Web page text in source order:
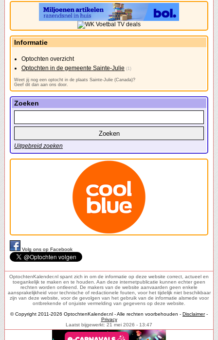
Informatie
Optochten overzicht
Optochten in de gemeente Sainte-Julie (1)
Weet jij nog een optocht in de plaats Sainte-Julie (Canada)?
Geef dit dan aan ons door.
Zoeken
Uitgebreid zoeken
Volg ons op Facebook
OptochtenKalender.nl spant zich in om de informatie op deze website correct, actueel en
toegankelijk te maken en te houden. Aan deze internetpublicatie kunnen echter geen
rechten worden ontleend. De makers van de website aanvaarden geen enkele
aansprakelijkheid voor technische of redactionele fouten, voor het tijdelijk niet beschikbaar
zijn van deze website, voor de gevolgen van het gebruik van de informatie alsmede voor
ontbrekende of onjuiste vermelding van gegevens op deze website.
© Copyright 2011-2026 OptochtenKalender.nl - Alle rechten voorbehouden - Disclaimer-
Privacy
Laatst bijgewerkt: 21 mei 2026 - 13:47